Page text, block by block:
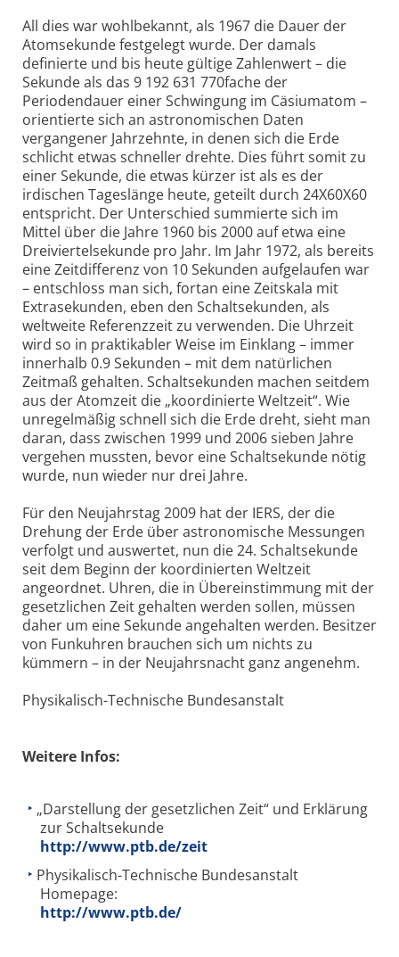
All dies war wohlbekannt, als 1967 die Dauer der
Atomsekunde festgelegt wurde. Der damals
definierte und bis heute gültige Zahlenwert – die
Sekunde als das 9 192 631 770fache der
Periodendauer einer Schwingung im Cäsiumatom –
orientierte sich an astronomischen Daten
vergangener Jahrzehnte, in denen sich die Erde
schlicht etwas schneller drehte. Dies führt somit zu
einer Sekunde, die etwas kürzer ist als es der
irdischen Tageslänge heute, geteilt durch 24X60X60
entspricht. Der Unterschied summierte sich im
Mittel über die Jahre 1960 bis 2000 auf etwa eine
Dreiviertelsekunde pro Jahr. Im Jahr 1972, als bereits
eine Zeitdifferenz von 10 Sekunden aufgelaufen war
– entschloss man sich, fortan eine Zeitskala mit
Extrasekunden, eben den Schaltsekunden, als
weltweite Referenzzeit zu verwenden. Die Uhrzeit
wird so in praktikabler Weise im Einklang – immer
innerhalb 0.9 Sekunden – mit dem natürlichen
Zeitmaß gehalten. Schaltsekunden machen seitdem
aus der Atomzeit die „koordinierte Weltzeit“. Wie
unregelmäßig schnell sich die Erde dreht, sieht man
daran, dass zwischen 1999 und 2006 sieben Jahre
vergehen mussten, bevor eine Schaltsekunde nötig
wurde, nun wieder nur drei Jahre.
Für den Neujahrstag 2009 hat der IERS, der die
Drehung der Erde über astronomische Messungen
verfolgt und auswertet, nun die 24. Schaltsekunde
seit dem Beginn der koordinierten Weltzeit
angeordnet. Uhren, die in Übereinstimmung mit der
gesetzlichen Zeit gehalten werden sollen, müssen
daher um eine Sekunde angehalten werden. Besitzer
von Funkuhren brauchen sich um nichts zu
kümmern – in der Neujahrsnacht ganz angenehm.
Physikalisch-Technische Bundesanstalt
Weitere Infos:
„Darstellung der gesetzlichen Zeit“ und Erklärung
zur Schaltsekunde
http://www.ptb.de/zeit
Physikalisch-Technische Bundesanstalt
Homepage:
http://www.ptb.de/